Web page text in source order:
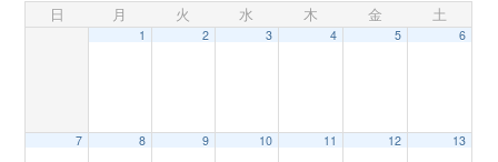
日 月 火 水 木 金 土
1 2 3 4 5 6
7 8 9 10 11 12 13